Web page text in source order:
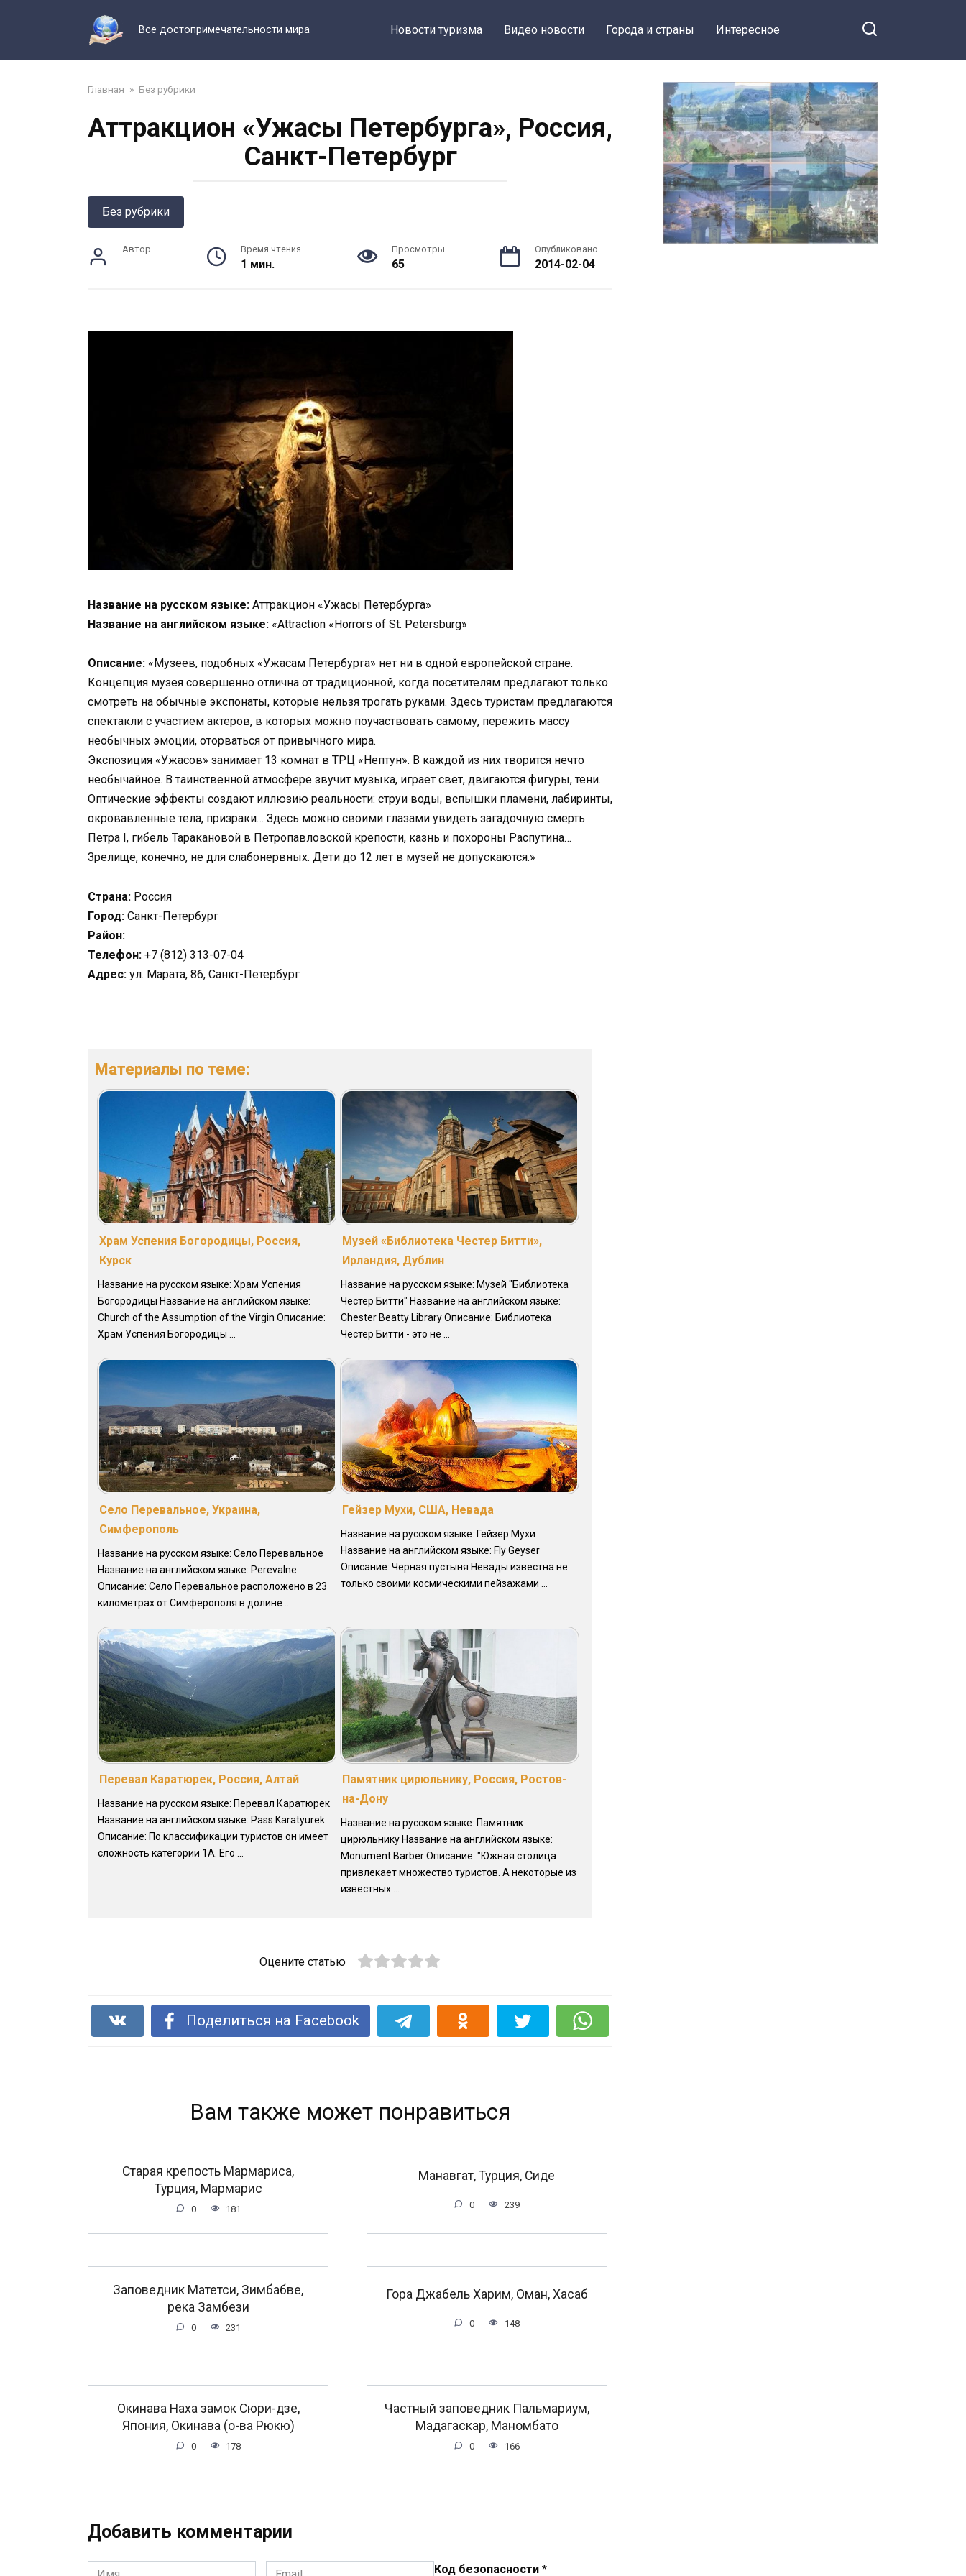
Все достопримечательности мира Новости туризма Видео новости Города и страны Интересное
Главная » Без рубрики
Аттракцион «Ужасы Петербурга», Россия,
Санкт-Петербург
Без рубрики
Автор Время чтения
1 мин.
Просмотры
65
Опубликовано
2014-02-04
Название на русском языке: Аттракцион «Ужасы Петербурга»
Название на английском языке: «Attraction «Horrors of St. Petersburg»
Описание: «Музеев, подобных «Ужасам Петербурга» нет ни в одной европейской стране.
Концепция музея совершенно отлична от традиционной, когда посетителям предлагают только
смотреть на обычные экспонаты, которые нельзя трогать руками. Здесь туристам предлагаются
спектакли с участием актеров, в которых можно поучаствовать самому, пережить массу
необычных эмоции, оторваться от привычного мира.
Экспозиция «Ужасов» занимает 13 комнат в ТРЦ «Нептун». В каждой из них творится нечто
необычайное. В таинственной атмосфере звучит музыка, играет свет, двигаются фигуры, тени.
Оптические эффекты создают иллюзию реальности: струи воды, вспышки пламени, лабиринты,
окровавленные тела, призраки… Здесь можно своими глазами увидеть загадочную смерть
Петра I, гибель Таракановой в Петропавловской крепости, казнь и похороны Распутина…
Зрелище, конечно, не для слабонервных. Дети до 12 лет в музей не допускаются.»
Страна: Россия
Город: Санкт-Петербург
Район:
Телефон: +7 (812) 313-07-04
Адрес: ул. Марата, 86, Санкт-Петербург
Материалы по теме:
Храм Успения Богородицы, Россия,
Курск
Название на русском языке: Храм Успения
Богородицы Название на английском языке:
Church of the Assumption of the Virgin Описание:
Храм Успения Богородицы ...
Музей «Библиотека Честер Битти»,
Ирландия, Дублин
Название на русском языке: Музей "Библиотека
Честер Битти" Название на английском языке:
Chester Beatty Library Описание: Библиотека
Честер Битти - это не ...
Село Перевальное, Украина,
Симферополь
Название на русском языке: Село Перевальное
Название на английском языке: Perevalne
Описание: Село Перевальное расположено в 23
километрах от Симферополя в долине ...
Гейзер Мухи, США, Невада
Название на русском языке: Гейзер Мухи
Название на английском языке: Fly Geyser
Описание: Черная пустыня Невады известна не
только своими космическими пейзажами ...
Перевал Каратюрек, Россия, Алтай
Название на русском языке: Перевал Каратюрек
Название на английском языке: Pass Karatyurek
Описание: По классификации туристов он имеет
сложность категории 1А. Его ...
Памятник цирюльнику, Россия, Ростов-
на-Дону
Название на русском языке: Памятник
цирюльнику Название на английском языке:
Monument Barber Описание: "Южная столица
привлекает множество туристов. А некоторые из
известных ...
Оцените статью
Поделиться на Facebook
Вам также может понравиться
Старая крепость Мармариса,
Турция, Мармарис
0 181
Манавгат, Турция, Сиде
0 239
Заповедник Матетси, Зимбабве,
река Замбези
0 231
Гора Джабель Харим, Оман, Хасаб
0 148
Окинава Наха замок Сюри-дзе,
Япония, Окинава (о-ва Рюкю)
0 178
Частный заповедник Пальмариум,
Мадагаскар, Маномбато
0 166
Добавить комментарии
Имя Email Код безопасности *